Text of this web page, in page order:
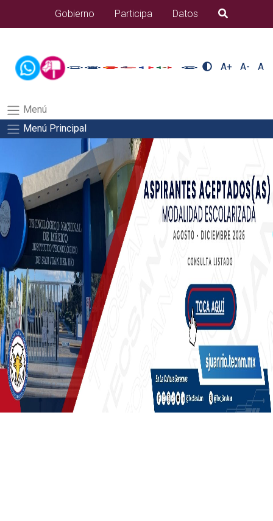
alumnos/residenciasSalida del comando:
Gobierno Participa Datos B�squeda
A+ A- A
Menú
Menú Principal